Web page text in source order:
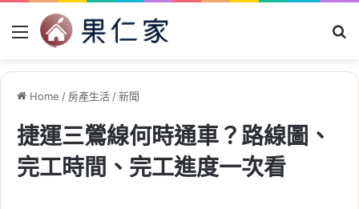
Menu
Home / 房產生活/新聞
捷運三鶯線何時通車？路線圖、
完工時間、完工進度一次看